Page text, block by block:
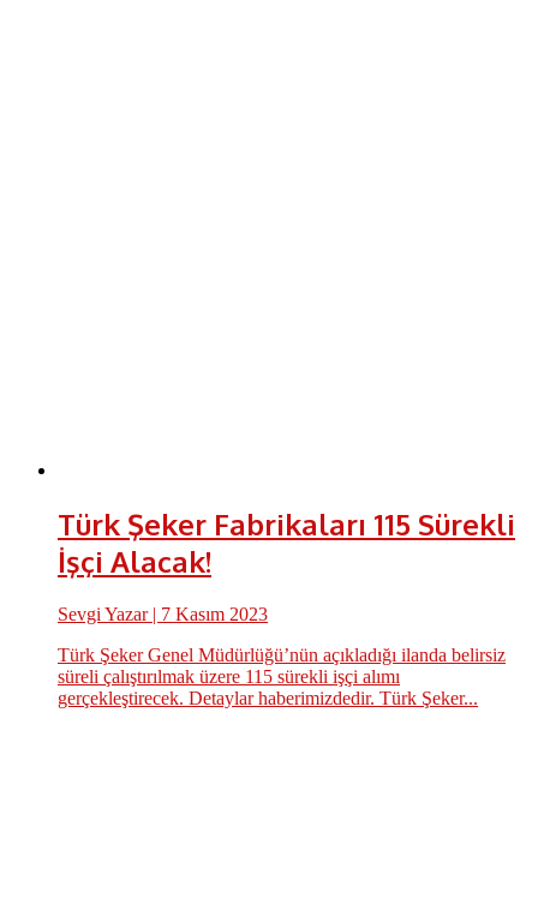
Türk Şeker Fabrikaları 115 Sürekli
İşçi Alacak!
Sevgi Yazar| 7 Kasım 2023
Türk Şeker Genel Müdürlüğü’nün açıkladığı ilanda belirsiz
süreli çalıştırılmak üzere 115 sürekli işçi alımı
gerçekleştirecek. Detaylar haberimizdedir. Türk Şeker...